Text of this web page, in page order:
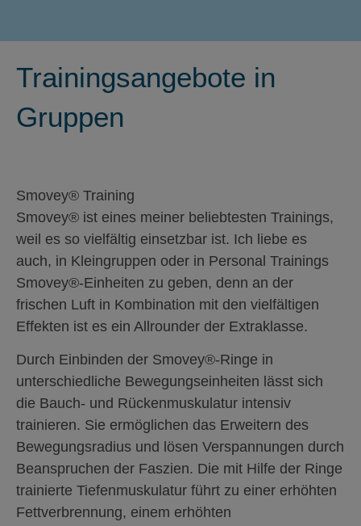
Trainingsangebote in
Gruppen
Smovey® Training
Smovey® ist eines meiner beliebtesten Trainings,
weil es so vielfältig einsetzbar ist. Ich liebe es
auch, in Kleingruppen oder in Personal Trainings
Smovey®-Einheiten zu geben, denn an der
frischen Luft in Kombination mit den vielfältigen
Effekten ist es ein Allrounder der Extraklasse.
Durch Einbinden der Smovey®-Ringe in
unterschiedliche Bewegungseinheiten lässt sich
die Bauch- und Rückenmuskulatur intensiv
trainieren. Sie ermöglichen das Erweitern des
Bewegungsradius und lösen Verspannungen durch
Beanspruchen der Faszien. Die mit Hilfe der Ringe
trainierte Tiefenmuskulatur führt zu einer erhöhten
Fettverbrennung, einem erhöhten